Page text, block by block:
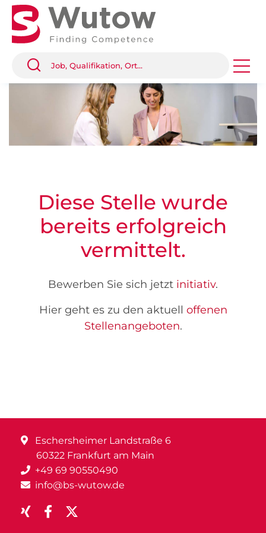
Diese Stelle wurde
bereits erfolgreich
vermittelt.
Bewerben Sie sich jetzt initiativ.
Hier geht es zu den aktuell offenen
Stellenangeboten.
Eschersheimer Landstraße 6
60322 Frankfurt am Main
+49 69 90550490
info@bs-wutow.de